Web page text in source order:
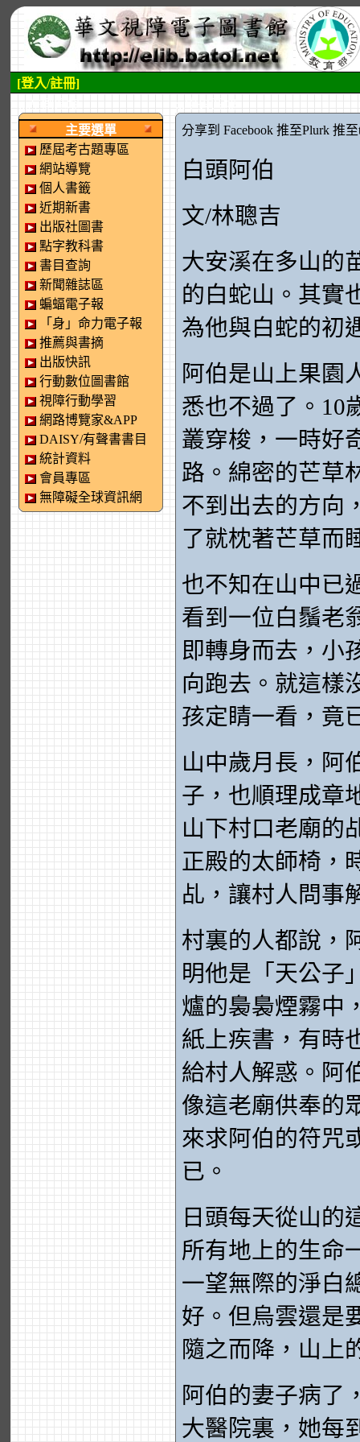
[登入/註冊]
主要選單
歷屆考古題專區
網站導覽
個人書籤
近期新書
出版社圖書
點字教科書
書目查詢
新聞雜誌區
蝙蝠電子報
「身」命力電子報
推薦與書摘
出版快訊
行動數位圖書館
視障行動學習
網路博覽家&APP
DAISY/有聲書書目
統計資料
會員專區
無障礙全球資訊網
分享到 Facebook 推至Plurk 推
白頭阿伯
文/林聰吉
大安溪在多山的
的白蛇山。其實
為他與白蛇的初
阿伯是山上果園
悉也不過了。10
叢穿梭，一時好
路。綿密的芒草
不到出去的方向
了就枕著芒草而
也不知在山中已
看到一位白鬚老
即轉身而去，小
向跑去。就這樣
孩定睛一看，竟
山中歲月長，阿
子，也順理成章
山下村口老廟的
正殿的太師椅，
乩，讓村人問事
村裏的人都說，
明他是「天公子
爐的裊裊煙霧中
紙上疾書，有時
給村人解惑。阿
像這老廟供奉的
來求阿伯的符咒
已。
日頭每天從山的
所有地上的生命
一望無際的淨白
好。但烏雲還是
隨之而降，山上
阿伯的妻子病了
大醫院裏，她每